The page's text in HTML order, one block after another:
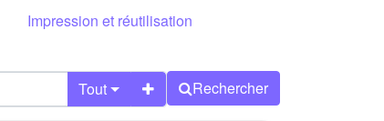
Impression et réutilisation
Tout Rechercher